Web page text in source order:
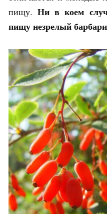
пищу.Ни в коем
пищу незрелый